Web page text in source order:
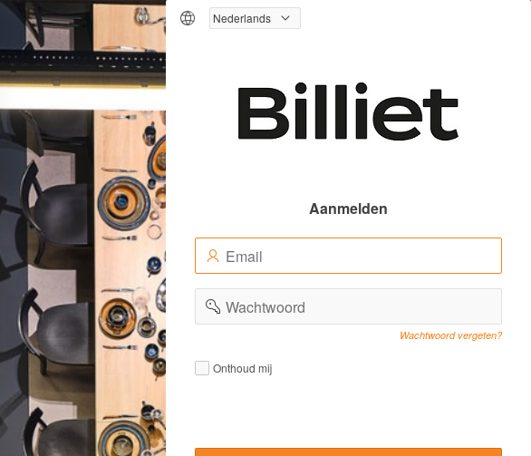
Aanmelden
mailadres(Value
Required)
Wachtwoord
(Value
Required)
Wachtwoord vergeten?
Remember
me
Remember
Onthoud mij